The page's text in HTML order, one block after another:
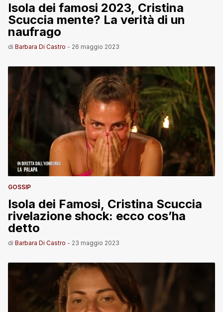
Isola dei famosi 2023, Cristina
Scuccia mente? La verità di un
naufrago
di Barbara Di Castro - 26 maggio 2023
GOSSIP
Isola dei Famosi, Cristina Scuccia
rivelazione shock: ecco cos’ha
detto
di Barbara Di Castro - 23 maggio 2023